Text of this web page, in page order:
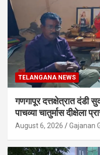
TELANGANA NEWS
गणगापूर दत्तक्षेत्रात दंडी
पाचव्या चातुर्मास दीक्षेला
August 6, 2026 Gajanan